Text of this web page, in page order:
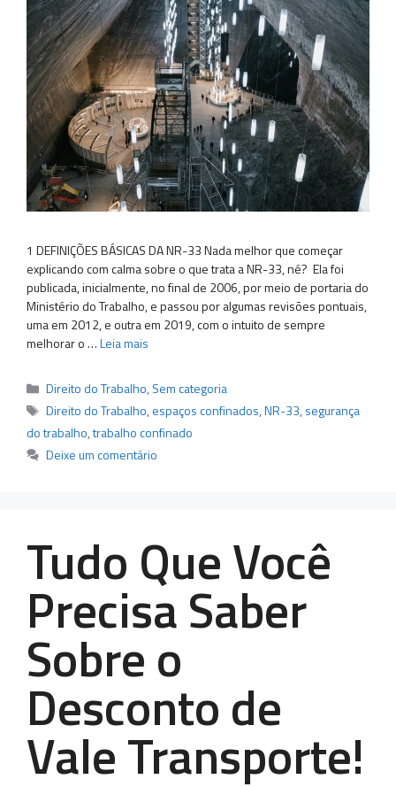
1 DEFINIÇÕES BÁSICAS DA NR-33 Nada melhor que começar
explicando com calma sobre o que trata a NR-33, né? Ela foi
publicada, inicialmente, no final de 2006, por meio de portaria do
Ministério do Trabalho, e passou por algumas revisões pontuais,
uma em 2012, e outra em 2019, com o intuito de sempre
melhorar o …Leia mais
Categorias
Direito do Trabalho, Sem categoria
Tags
Direito do Trabalho, espaços confinados,NR-33, segurança
do trabalho,trabalho confinado
Deixe um comentário
Tudo Que Você
Precisa Saber
Sobre o
Desconto de
Vale Transporte!